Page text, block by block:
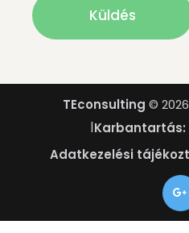
TEconsulting ©
|Karbantartás:
Adatkezelési